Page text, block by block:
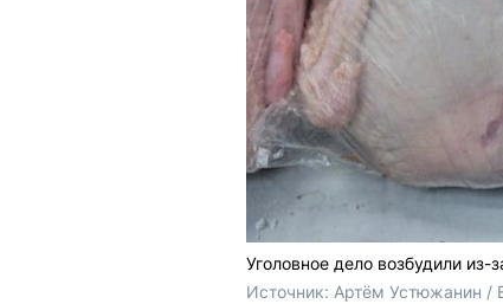
Уголовное дело возбудили из-
Источник: Артём Устюжанин /